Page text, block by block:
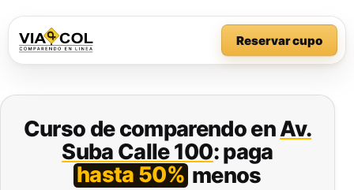
Reservar cupo
Curso de comparendo enAv.
Suba Calle 100: paga
hasta 50%menos